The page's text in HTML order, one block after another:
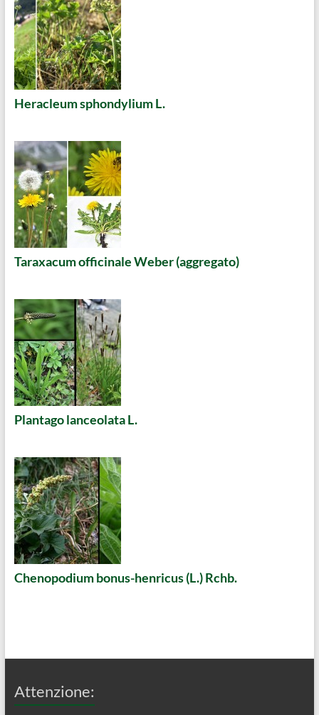
Heracleum sphondylium L.
Taraxacum officinale Weber (aggregato)
Plantago lanceolata L.
Chenopodium bonus-henricus (L.) Rchb.
Attenzione: